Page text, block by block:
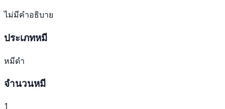
ไม่มีคำอธิบาย
ประเภทหมี
หมีดำ
จำนวนหมี
1